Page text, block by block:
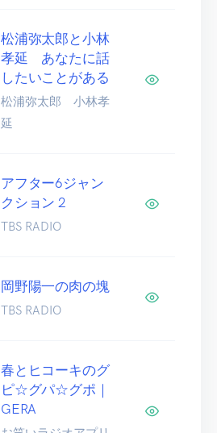
松浦弥太郎と小林
孝延 あなたに話
したいことがある
松浦弥太郎 小林孝
延
アフター6ジャン
クション 2
TBS RADIO
岡野陽一の肉の塊
TBS RADIO
春とヒコーキのグ
ピ☆グパ☆グポ｜
GERA